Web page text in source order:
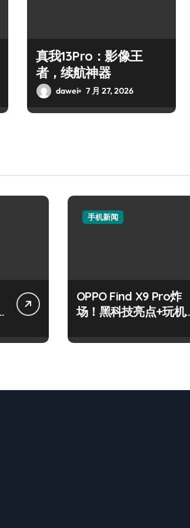
真我13Pro：影像王
者，续航神器
dawei 7 月 27, 2026
手机新闻
OPPO Find X9 Pro炸
场！黑科技亮点+玩机